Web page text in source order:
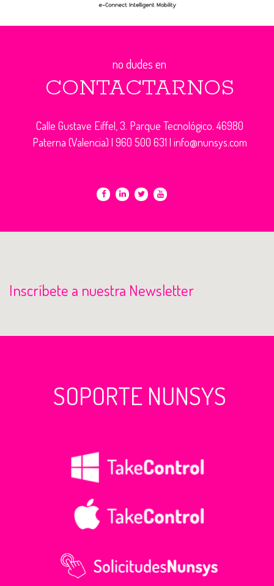
no dudes en
CONTACTARNOS
Calle Gustave Eiffel, 3. Parque Tecnológico. 46980
Paterna (Valencia) | 960 500 631 | info@nunsys.com
Inscríbete a nuestra Newsletter
SOPORTE NUNSYS